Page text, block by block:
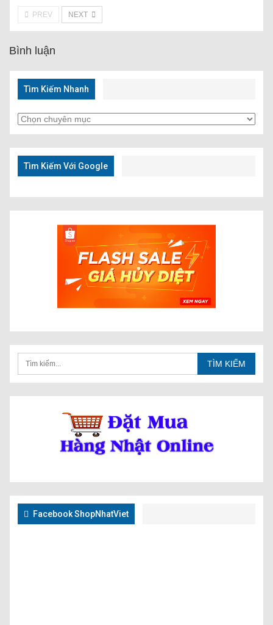
PREV NEXT
Bình luận
Tìm Kiếm Nhanh
Tìm
Kiếm
Nhanh
Tìm Kiếm Với Google
Facebook ShopNhatViet